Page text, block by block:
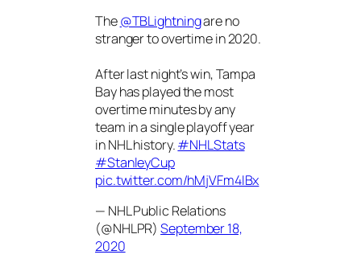
The@TBLightningare no
stranger to overtime in 2020.
After last night’s win, Tampa
Bay has played the most
overtime minutes by any
team in a single playoff year
in NHL history.#NHLStats
#StanleyCup
pic.twitter.com/hMjVFm4IBx
— NHL Public Relations
(@NHLPR)September 18,
2020